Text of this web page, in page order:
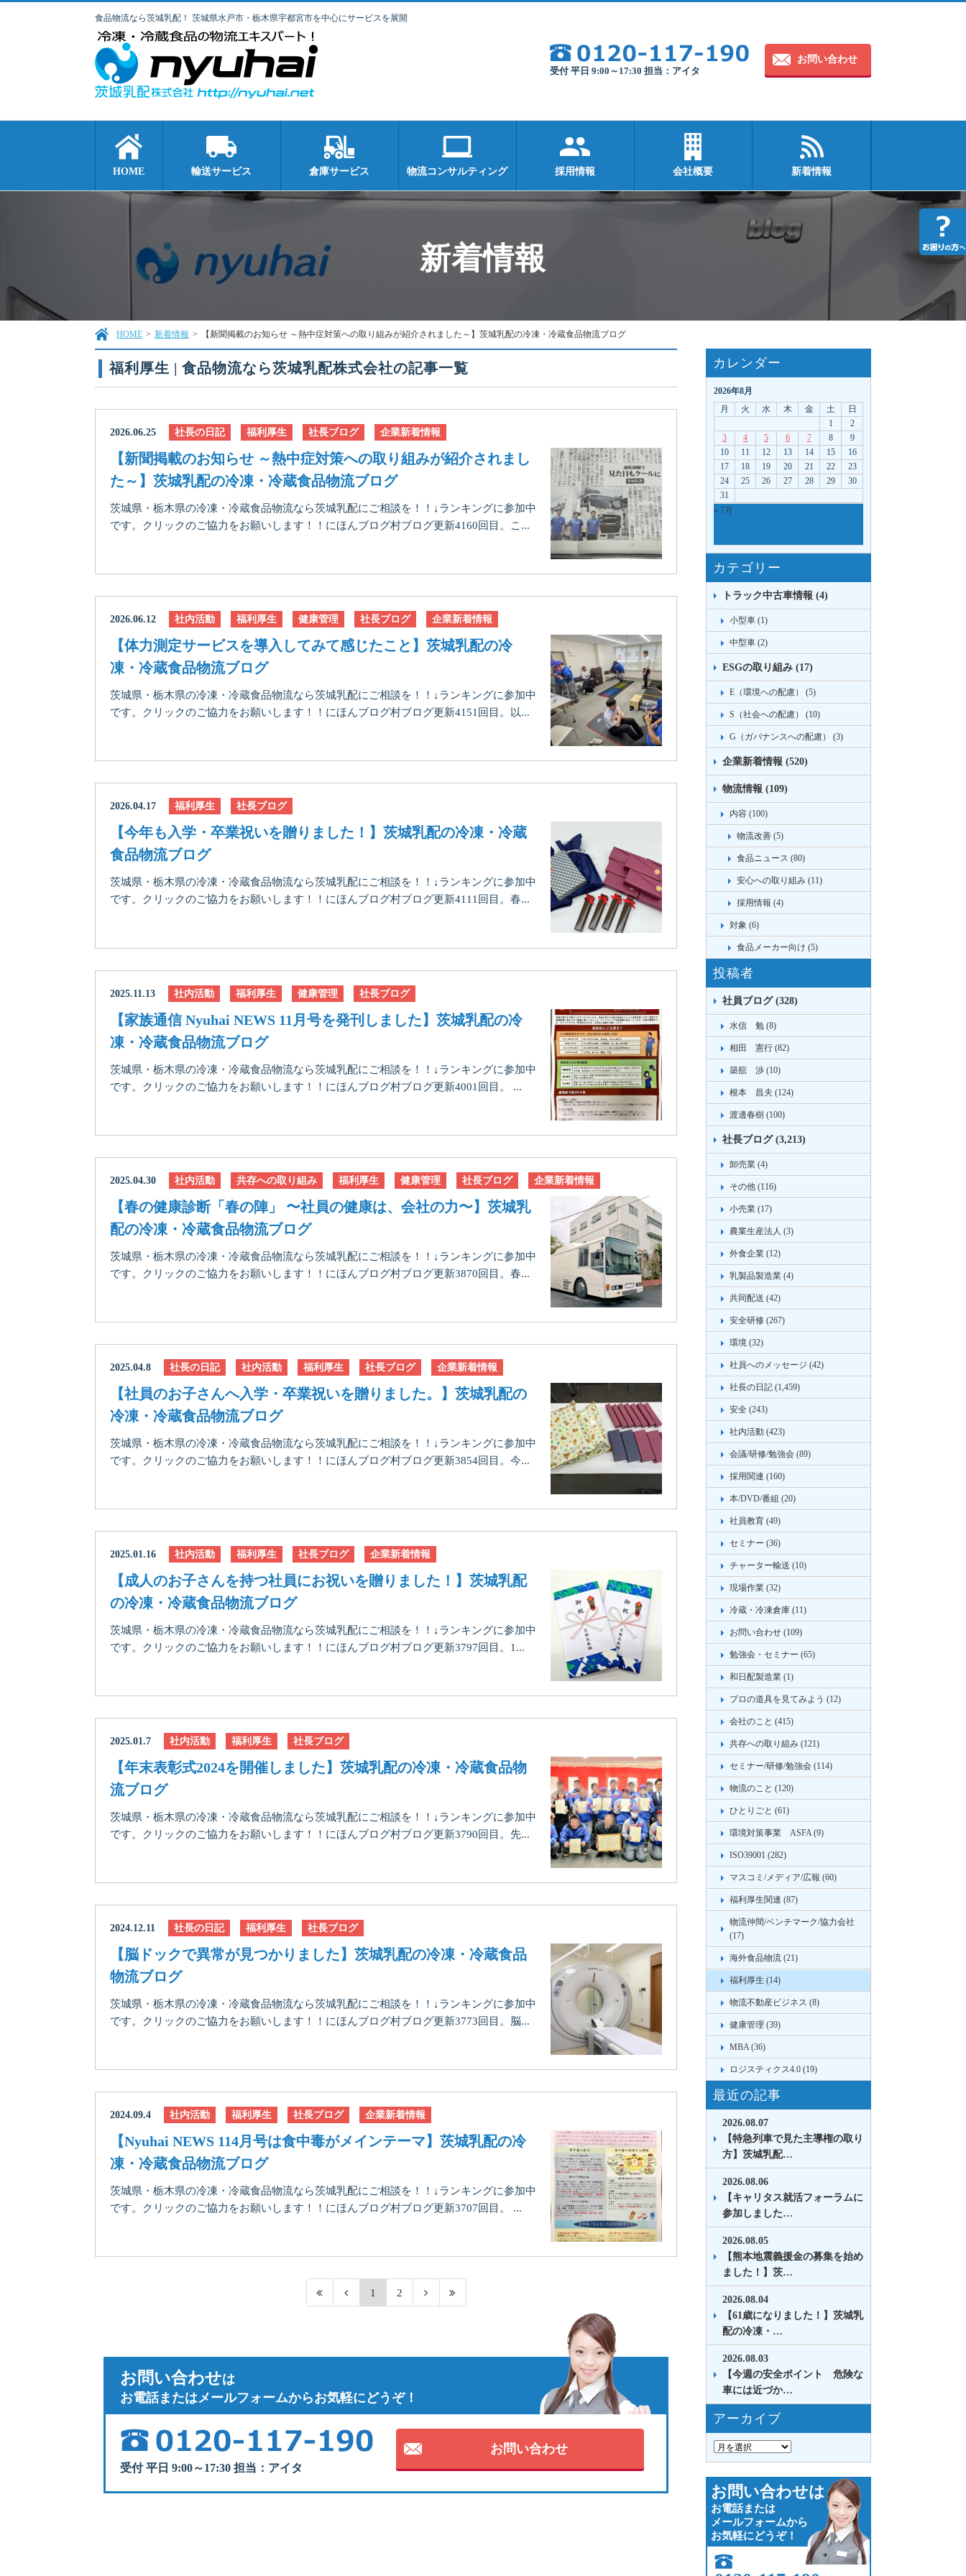
食品物流なら茨城乳配！ 茨城県水戸市・栃木県宇都宮市を中心にサービスを展開
受付 平日 9:00～17:30 担当：アイタ
お問い合わせ
HOME 輸送サービス 倉庫サービス 物流コンサルティング 採用情報 会社概要 新着情報
新着情報
HOME > 新着情報 > 【新聞掲載のお知らせ ～熱中症対策への取り組みが紹介されました～】茨城乳配の冷凍・冷蔵食品物流ブログ
福利厚生 | 食品物流なら茨城乳配株式会社の記事一覧
2026.06.25 社長の日記 福利厚生 社長ブログ 企業新着情報
【新聞掲載のお知らせ ～熱中症対策への取り組みが紹介されまし
た～】茨城乳配の冷凍・冷蔵食品物流ブログ
茨城県・栃木県の冷凍・冷蔵食品物流なら茨城乳配にご相談を！！↓ランキングに参加中
です。クリックのご協力をお願いします！！にほんブログ村ブログ更新4160回目。こ...
2026.06.12 社内活動 福利厚生 健康管理 社長ブログ 企業新着情報
【体力測定サービスを導入してみて感じたこと】茨城乳配の冷
凍・冷蔵食品物流ブログ
茨城県・栃木県の冷凍・冷蔵食品物流なら茨城乳配にご相談を！！↓ランキングに参加中
です。クリックのご協力をお願いします！！にほんブログ村ブログ更新4151回目。以...
2026.04.17 福利厚生 社長ブログ
【今年も入学・卒業祝いを贈りました！】茨城乳配の冷凍・冷蔵
食品物流ブログ
茨城県・栃木県の冷凍・冷蔵食品物流なら茨城乳配にご相談を！！↓ランキングに参加中
です。クリックのご協力をお願いします！！にほんブログ村ブログ更新4111回目。春...
2025.11.13 社内活動 福利厚生 健康管理 社長ブログ
【家族通信 Nyuhai NEWS 11月号を発刊しました】茨城乳配の冷
凍・冷蔵食品物流ブログ
茨城県・栃木県の冷凍・冷蔵食品物流なら茨城乳配にご相談を！！↓ランキングに参加中
です。クリックのご協力をお願いします！！にほんブログ村ブログ更新4001回目。 ...
2025.04.30 社内活動 共存への取り組み 福利厚生 健康管理 社長ブログ 企業新着情報
【春の健康診断「春の陣」 〜社員の健康は、会社の力〜】茨城乳
配の冷凍・冷蔵食品物流ブログ
茨城県・栃木県の冷凍・冷蔵食品物流なら茨城乳配にご相談を！！↓ランキングに参加中
です。クリックのご協力をお願いします！！にほんブログ村ブログ更新3870回目。春...
2025.04.8 社長の日記 社内活動 福利厚生 社長ブログ 企業新着情報
【社員のお子さんへ入学・卒業祝いを贈りました。】茨城乳配の
冷凍・冷蔵食品物流ブログ
茨城県・栃木県の冷凍・冷蔵食品物流なら茨城乳配にご相談を！！↓ランキングに参加中
です。クリックのご協力をお願いします！！にほんブログ村ブログ更新3854回目。今...
2025.01.16 社内活動 福利厚生 社長ブログ 企業新着情報
【成人のお子さんを持つ社員にお祝いを贈りました！】茨城乳配
の冷凍・冷蔵食品物流ブログ
茨城県・栃木県の冷凍・冷蔵食品物流なら茨城乳配にご相談を！！↓ランキングに参加中
です。クリックのご協力をお願いします！！にほんブログ村ブログ更新3797回目。1...
2025.01.7 社内活動 福利厚生 社長ブログ
【年末表彰式2024を開催しました】茨城乳配の冷凍・冷蔵食品物
流ブログ
茨城県・栃木県の冷凍・冷蔵食品物流なら茨城乳配にご相談を！！↓ランキングに参加中
です。クリックのご協力をお願いします！！にほんブログ村ブログ更新3790回目。先...
2024.12.11 社長の日記 福利厚生 社長ブログ
【脳ドックで異常が見つかりました】茨城乳配の冷凍・冷蔵食品
物流ブログ
茨城県・栃木県の冷凍・冷蔵食品物流なら茨城乳配にご相談を！！↓ランキングに参加中
です。クリックのご協力をお願いします！！にほんブログ村ブログ更新3773回目。脳...
2024.09.4 社内活動 福利厚生 社長ブログ 企業新着情報
【Nyuhai NEWS 114月号は食中毒がメインテーマ】茨城乳配の冷
凍・冷蔵食品物流ブログ
茨城県・栃木県の冷凍・冷蔵食品物流なら茨城乳配にご相談を！！↓ランキングに参加中
です。クリックのご協力をお願いします！！にほんブログ村ブログ更新3707回目。 ...
1 2
お問い合わせは
お電話またはメールフォームからお気軽にどうぞ！
受付 平日 9:00～17:30 担当：アイタ
お問い合わせ
カレンダー
2026年8月
月
火 水 木 金 土
日
1
2
3
4 5 6 7 8
9
10
11 12 13 14 15
16
17
18 19 20 21 22
23
24
25 26 27 28 29
30
31
« 7月
カテゴリー
トラック中古車情報 (4)
小型車 (1)
中型車 (2)
ESGの取り組み (17)
E（環境への配慮） (5)
S（社会への配慮） (10)
G（ガバナンスへの配慮） (3)
企業新着情報 (520)
物流情報 (109)
内容 (100)
物流改善 (5)
食品ニュース (80)
安心への取り組み (11)
採用情報 (4)
対象 (6)
食品メーカー向け (5)
投稿者
社員ブログ (328)
水信 勉 (8)
相田 憲行 (82)
築舘 渉 (10)
根本 昌夫 (124)
渡邊春樹 (100)
社長ブログ (3,213)
卸売業 (4)
その他 (116)
小売業 (17)
農業生産法人 (3)
外食企業 (12)
乳製品製造業 (4)
共同配送 (42)
安全研修 (267)
環境 (32)
社員へのメッセージ (42)
社長の日記 (1,459)
安全 (243)
社内活動 (423)
会議/研修/勉強会 (89)
採用関連 (160)
本/DVD/番組 (20)
社員教育 (49)
セミナー (36)
チャーター輸送 (10)
現場作業 (32)
冷蔵・冷凍倉庫 (11)
お問い合わせ (109)
勉強会・セミナー (65)
和日配製造業 (1)
プロの道具を見てみよう (12)
会社のこと (415)
共存への取り組み (121)
セミナー/研修/勉強会 (114)
物流のこと (120)
ひとりごと (61)
環境対策事業 ASFA (9)
ISO39001 (282)
マスコミ/メディア/広報 (60)
福利厚生関連 (87)
物流仲間/ベンチマーク/協力会社
(17)
海外食品物流 (21)
福利厚生 (14)
物流不動産ビジネス (8)
健康管理 (39)
MBA (36)
ロジスティクス4.0 (19)
最近の記事
2026.08.07
【特急列車で見た主導権の取り
方】茨城乳配…
2026.08.06
【キャリタス就活フォーラムに
参加しました…
2026.08.05
【熊本地震義援金の募集を始め
ました！】茨…
2026.08.04
【61歳になりました！】茨城乳
配の冷凍・…
2026.08.03
【今週の安全ポイント 危険な
車には近づか…
アーカイブ
お問い合わせは
お電話または
メールフォームから
お気軽にどうぞ！